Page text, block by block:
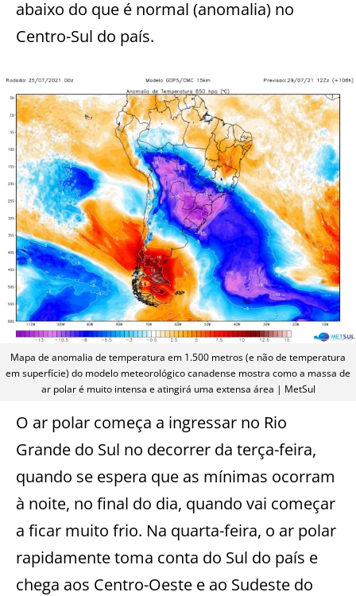
abaixo do que é normal (anomalia) no
Centro-Sul do país.
Mapa de anomalia de temperatura em 1.500 metros (e não de temperatura
em superfície) do modelo meteorológico canadense mostra como a massa de
ar polar é muito intensa e atingirá uma extensa área | MetSul
O ar polar começa a ingressar no Rio
Grande do Sul no decorrer da terça-feira,
quando se espera que as mínimas ocorram
à noite, no final do dia, quando vai começar
a ficar muito frio. Na quarta-feira, o ar polar
rapidamente toma conta do Sul do país e
chega aos Centro-Oeste e ao Sudeste do